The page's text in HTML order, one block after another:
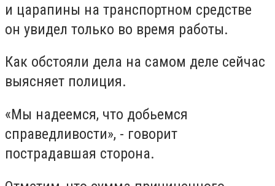
и царапины на транспортном средстве
он увидел только во время работы.
Как обстояли дела на самом деле сейчас
выясняет полиция.
«Мы надеемся, что добьемся
справедливости», - говорит
пострадавшая сторона.